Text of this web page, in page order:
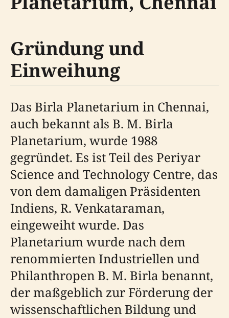
Gründung und
Einweihung
Das Birla Planetarium in Chennai,
auch bekannt als B. M. Birla
Planetarium, wurde 1988
gegründet. Es ist Teil des Periyar
Science and Technology Centre, das
von dem damaligen Präsidenten
Indiens, R. Venkataraman,
eingeweiht wurde. Das
Planetarium wurde nach dem
renommierten Industriellen und
Philanthropen B. M. Birla benannt,
der maßgeblich zur Förderung der
wissenschaftlichen Bildung und